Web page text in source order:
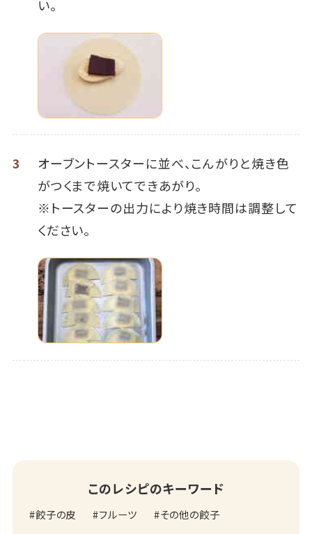
い。
3
オーブントースターに並べ、こんがりと焼き色
がつくまで焼いてできあがり。
※トースターの出力により焼き時間は調整して
ください。
このレシピのキーワード
餃子の皮 フルーツ
その他の餃子